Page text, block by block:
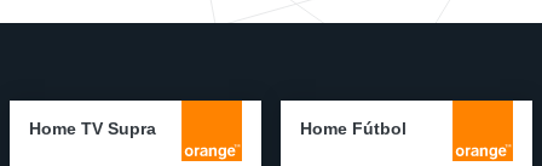
Home TV Supra Home Fútbol